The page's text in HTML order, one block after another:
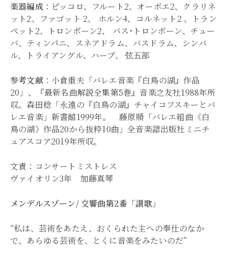
楽器編成：ピッコロ、フルート2、オーボエ2、クラリネ
ット2、ファゴット 2、 ホルン4、コルネット2 、トラン
ペット2、トロンボーン2、 バス･トロンボーン、チュー
バ、ティンパニ、スネアドラム、バスドラム、シンバ
ル、トライアングル、ハープ、 弦五部
参考文献：小倉重夫「バレエ音楽『白鳥の湖』作品
20」、『最新名曲解説全集第5巻』音楽之友社1988年所
収。森田稔「永遠の『白鳥の湖』チャイコフスキーとバ
レエ音楽」新書館1999年。 藤原順「バレエ組曲《白
鳥の湖》作品20から抜粋10曲」全音楽譜出版社ミニチ
ュアスコア2019年所収。
文責：コンサートミストレス
ヴァイオリン3年 加藤真琴
メンデルスゾーン/ 交響曲第2番「讃歌」
“私は、芸術をあたえ、おくられた主への奉仕のなか
で、あらゆる芸術を、とくに音楽をみたいのだ”